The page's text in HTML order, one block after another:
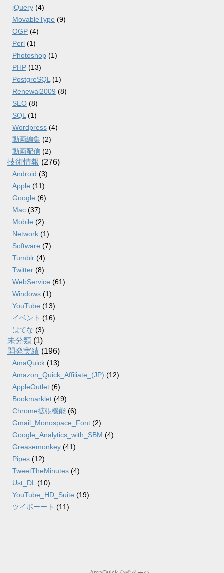
jQuery (4)
MovableType (9)
OGP (4)
Perl (1)
Photoshop (1)
PHP (13)
PostgreSQL(1)
Renewal2009 (8)
SEO (8)
SQL(1)
Wordpress (4)
動画編集 (2)
動画配信 (2)
技術情報 (276)
Android (3)
Apple (11)
Google (6)
Mac (37)
Mobile (2)
Network (1)
Software (7)
Tumblr (4)
Twitter (8)
WebService (61)
Windows (1)
YouTube (13)
イベント (16)
はてな (3)
未分類 (1)
開発実績 (196)
AmaQuick (13)
Amazon_Quick_Affiliate_(JP) (12)
AppleOutlet (6)
Bookmarklet (49)
Chrome拡張機能 (6)
Gmail_Monospace_Font (2)
Google_Analytics_with_SBM (4)
Greasemonkey (41)
Pipes (12)
TweetTheMinutes (4)
Ust_DL(10)
YouTube_HD_Suite (19)
ツイポーート (11)